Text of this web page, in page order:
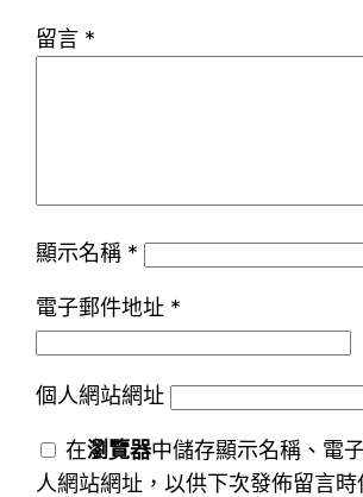
留言 *
顯示名稱 *
電子郵件地址 *
個人網站網址
在瀏覽器中儲存顯示名稱、電
人網站網址，以供下次發佈留言時